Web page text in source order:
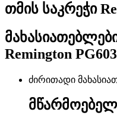
თმის საკრეჭი
Remington
ძირითადი